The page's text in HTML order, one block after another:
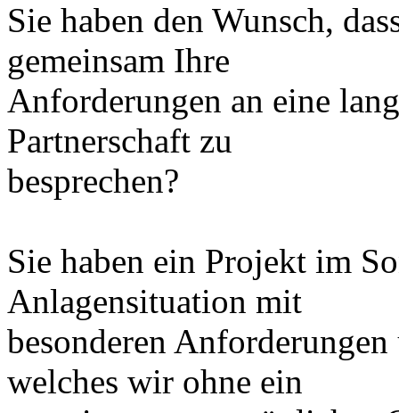
Sie haben den Wunsch,
gemeinsam Ihre
Anforderungen an eine
Partnerschaft zu
besprechen?
Sie haben ein Projekt im
Anlagensituation mit
besonderen
welches wir ohne ein